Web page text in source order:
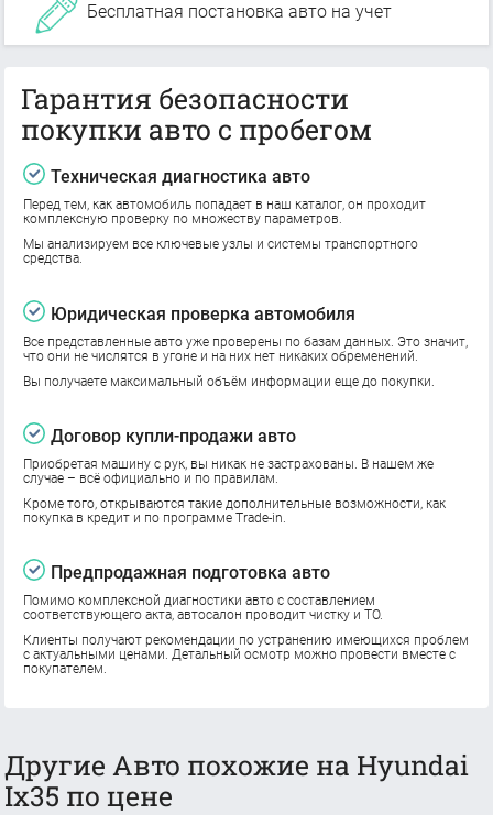
Бесплатная постановка авто на учет
Гарантия безопасности
покупки авто с пробегом
Техническая диагностика авто
Перед тем, как автомобиль попадает в наш каталог, он проходит
комплексную проверку по множеству параметров.
Мы анализируем все ключевые узлы и системы транспортного
средства.
Юридическая проверка автомобиля
Все представленные авто уже проверены по базам данных. Это значит,
что они не числятся в угоне и на них нет никаких обременений.
Вы получаете максимальный объём информации еще до покупки.
Договор купли-продажи авто
Приобретая машину с рук, вы никак не застрахованы. В нашем же
случае – всё официально и по правилам.
Кроме того, открываются такие дополнительные возможности, как
покупка в кредит и по программе Trade-in.
Предпродажная подготовка авто
Помимо комплексной диагностики авто с составлением
соответствующего акта, автосалон проводит чистку и ТО.
Клиенты получают рекомендации по устранению имеющихся проблем
с актуальными ценами. Детальный осмотр можно провести вместе с
покупателем.
Другие Авто похожие на Hyundai
Ix35 по цене